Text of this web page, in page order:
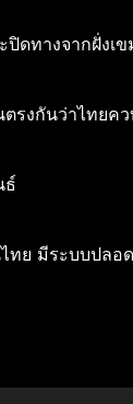
ดทางจากฝั่งเข
รงกันว่าไทยค
ธ์
ทย มีระบบปลอ